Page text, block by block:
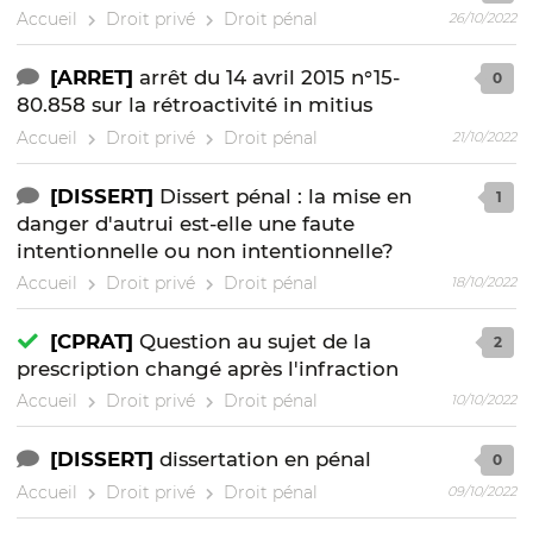
Accueil Droit privé Droit pénal 26/10/2022
[ARRET] arrêt du 14 avril 2015 n°15-
80.858 sur la rétroactivité in mitius
Accueil Droit privé Droit pénal
0
21/10/2022
[DISSERT] Dissert pénal : la mise en
danger d'autrui est-elle une faute
intentionnelle ou non intentionnelle?
Accueil Droit privé Droit pénal
1
18/10/2022
[CPRAT] Question au sujet de la
prescription changé après l'infraction
Accueil Droit privé Droit pénal
2
10/10/2022
[DISSERT] dissertation en pénal
Accueil Droit privé Droit pénal
0
09/10/2022